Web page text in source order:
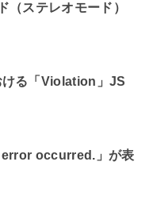
（ステレオモード）
る「Violation」JS
error occurred.」が表